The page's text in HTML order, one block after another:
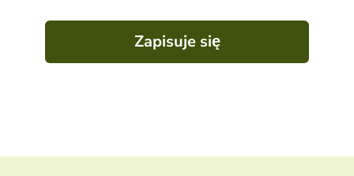
Zapisuje się